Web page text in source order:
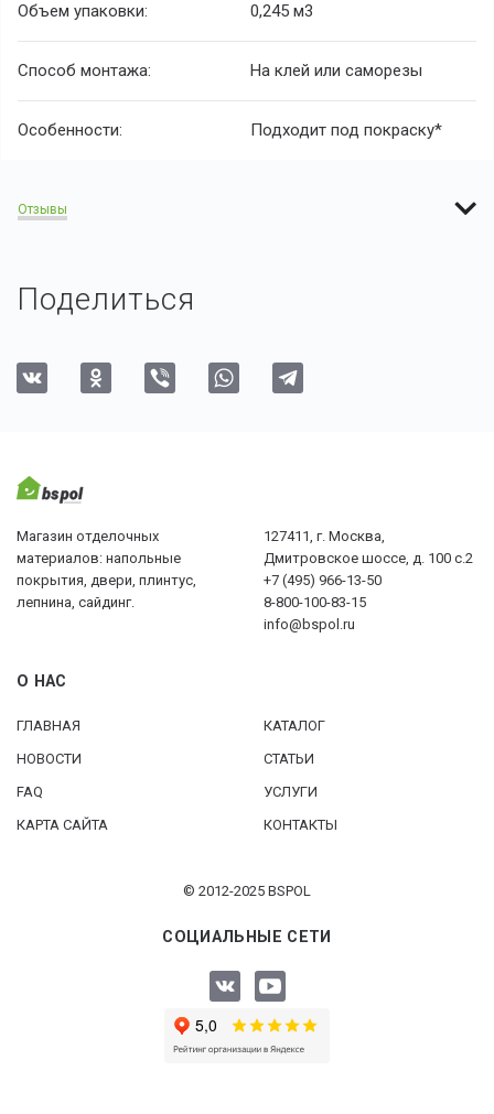
Объем упаковки: 0,245 м3
Способ монтажа: На клей или саморезы
Особенности: Подходит под покраску*
Отзывы
Поделиться
Магазин отделочных
материалов: напольные
покрытия, двери, плинтус,
лепнина, сайдинг.
127411, г. Москва,
Дмитровское шоссе, д. 100 с.2
+7 (495) 966-13-50
8-800-100-83-15
info@bspol.ru
О НАС
ГЛАВНАЯ
КАТАЛОГ
НОВОСТИ
СТАТЬИ
FAQ
УСЛУГИ
КАРТА САЙТА
КОНТАКТЫ
© 2012-2025 BSPOL
СОЦИАЛЬНЫЕ СЕТИ